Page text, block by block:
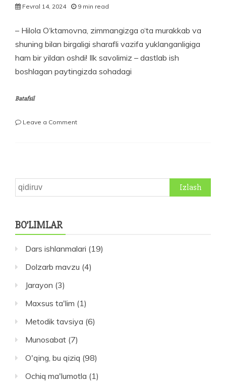
Fevral 14, 2024 9 min read
– Hilola O‘ktamovna, zimmangizga o‘ta murakkab va
shuning bilan birgaligi sharafli vazifa yuklanganligiga
ham bir yildan oshdi! Ilk savoli­miz – dastlab ish
boshlagan paytingizda sohadagi
Batafsil
Leave a Commenton
taʼlimi
vaziri
Hilola
suhbat
Qidirshish:
BO’LIMLAR
Dars ishlanmalari (19)
Dolzarb mavzu (4)
Jarayon (3)
Maxsus ta'lim (1)
Metodik tavsiya (6)
Munosabat (7)
O'qing, bu qiziq (98)
Ochiq ma'lumotla (1)